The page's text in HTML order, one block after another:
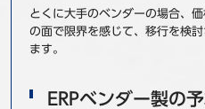
とくに大手のベンダーの場合、
の面で限界を感じて、移行を検
ます。
ERPベンダー製の